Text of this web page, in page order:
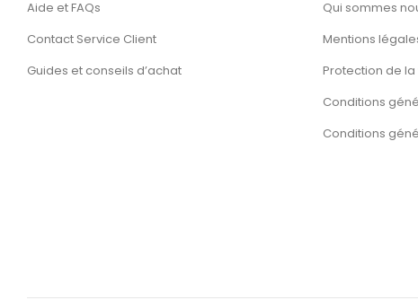
Aide et FAQs
Contact Service Client
Guides et conseils d’achat
Qui sommes
Mentions
Protection de
Conditions
Conditions